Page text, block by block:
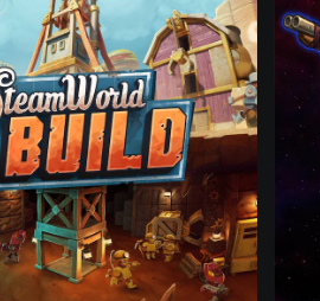
s
t
I
I
&
W
B
u
i
l